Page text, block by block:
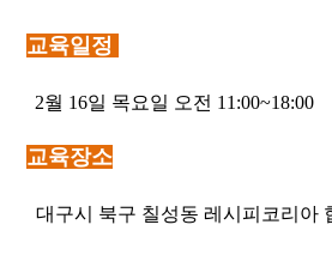
교육일정
2월 16일 목요일 오전 11:00~18:00
교육장소
대구시 북구 칠성동 레시피코리아